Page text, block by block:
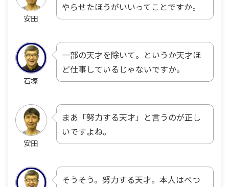
安田
やらせたほうがいいってことですか。
石塚
一部の天才を除いて。というか天才ほ
ど仕事しているじゃないですか。
安田
まあ「努力する天才」と言うのが正し
いですよね。
そうそう。努力する天才。本人はべつ